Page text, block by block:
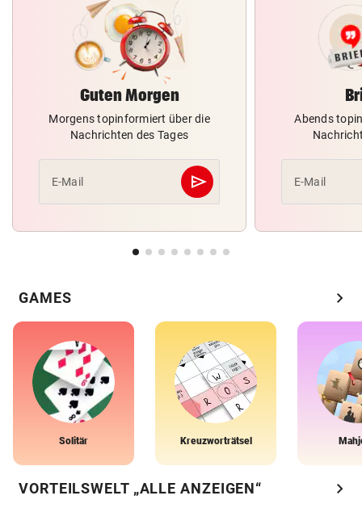
Guten Morgen
Morgens topinformiert über die
Nachrichten des Tages
E-Mail send
Abschicken
Abends
E-Mail
GAMES chevron_right
Solitär Kreuzworträtsel
VORTEILSWELT „ALLE ANZEIGEN“ chevron_right